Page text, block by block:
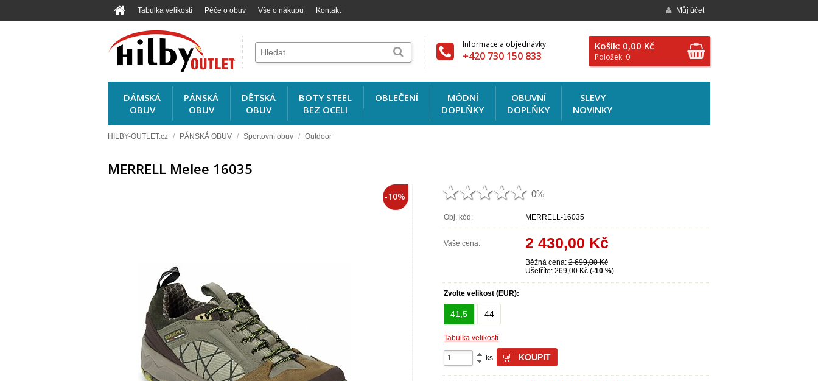
Tabulka velikostí Péče o obuv Vše o nákupu Kontakt Můj účet
Košík: 0,00 Kč
Položek: 0
Informace a objednávky:
+420 730 150 833
DÁMSKÁ
OBUV
PÁNSKÁ
OBUV
DĚTSKÁ
OBUV
BOTY STEEL
BEZ OCELI
OBLEČENÍ
MÓDNÍ
DOPLŇKY
OBUVNÍ
DOPLŇKY
SLEVY
NOVINKY
HILBY-OUTLET.cz / PÁNSKÁ OBUV / Sportovní obuv / Outdoor
MERRELL Melee 16035
-10% 0%
Obj. kód: MERRELL-16035
Vaše cena: 2 430,00 Kč
Běžná cena: 2 699,00 Kč
Ušetříte: 269,00 Kč (-10 %)
Zvolte velikost (EUR):
41,5 44
Tabulka velikostí
ks